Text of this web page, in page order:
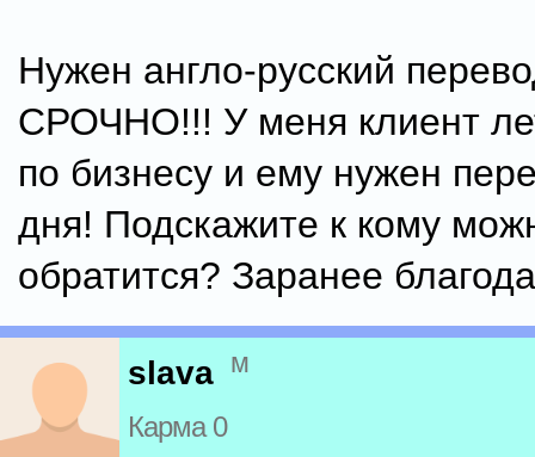
Нужен англо-русский
СРОЧНО!!! У меня клиент
по бизнесу и ему нужен
дня! Подскажите к кому
обратится? Заранее
slava м
Карма 0